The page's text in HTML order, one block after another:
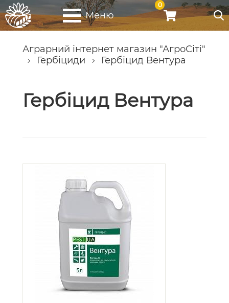
Меню
0
Аграрний інтернет магазин "АгроСіті"
Гербіциди
Гербіцид Вентура
Гербіцид Вентура